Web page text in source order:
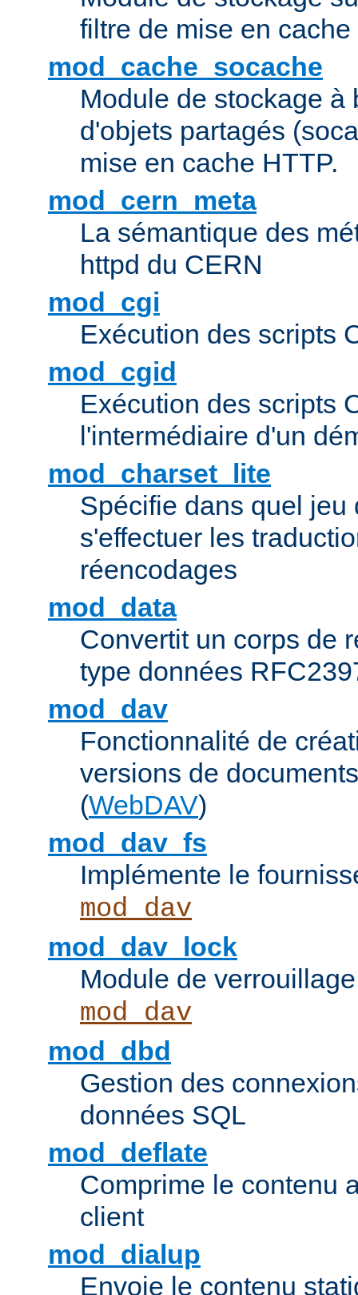
filtre de mise en cache
mod_cache_socache
Module de stockage à
d'objets partagés
mise en cache HTTP.
mod_cern_meta
La sémantique des
httpd du CERN
mod_cgi
Exécution des scripts
mod_cgid
Exécution des scripts
l'intermédiaire d'un
mod_charset_lite
Spécifie dans quel jeu
s'effectuer les
réencodages
mod_data
Convertit un corps de
type données
mod_dav
Fonctionnalité de
versions de
(WebDAV)
mod_dav_fs
Implémente le
mod_dav
mod_dav_lock
Module de
mod_dav
mod_dbd
Gestion des
données SQL
mod_deflate
Comprime le contenu
client
mod_dialup
Envoie le contenu